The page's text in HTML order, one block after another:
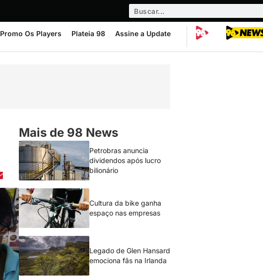
Promo Os Players Plateia 98 Assine a Update
Mais de 98 News
Petrobras anuncia
dividendos após lucro
bilionário
Cultura da bike ganha
espaço nas empresas
Legado de Glen Hansard
emociona fãs na Irlanda